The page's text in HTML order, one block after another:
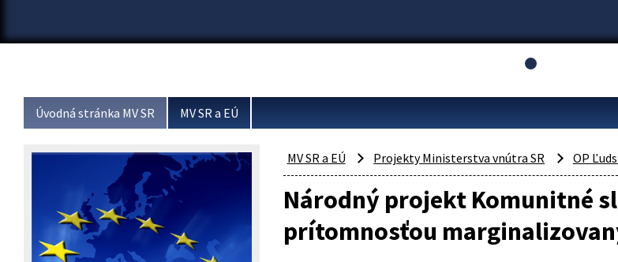
Úvodná stránka MV SR MV SR a EÚ
MV SR a EÚ Projekty Ministerstva vnútra SR OP
Národný projekt Komunitné
prítomnosťou